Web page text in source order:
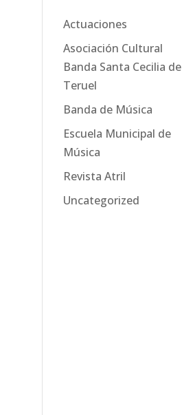
Actuaciones
Asociación Cultural
Banda Santa Cecilia de
Teruel
Banda de Música
Escuela Municipal de
Música
Revista Atril
Uncategorized